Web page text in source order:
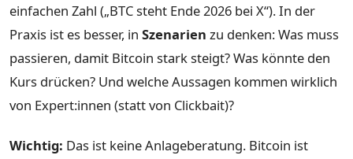
einfachen Zahl („BTC steht Ende 2026 bei X“). In der
Praxis ist es besser, in Szenarien zu denken: Was muss
passieren, damit Bitcoin stark steigt? Was könnte den
Kurs drücken? Und welche Aussagen kommen wirklich
von Expert:innen (statt von Clickbait)?
Wichtig: Das ist keine Anlageberatung. Bitcoin ist